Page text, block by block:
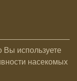
Вы используете
насекомых